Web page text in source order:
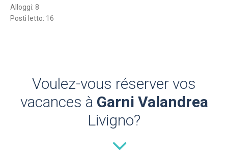
Alloggi: 8
Posti letto: 16
Voulez-vous réserver vos
vacances à Garni Valandrea
Livigno?